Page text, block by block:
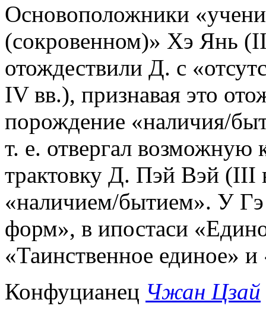
Основоположники
(сокровенном)» Хэ Янь
отождествили Д. с
IV вв.), признавая это
порождение «наличия/
т. е. отвергал возможную
трактовку Д. Пэй Вэй (III
«наличием/бытием». У
форм», в ипостаси
«Таинственное единое»
Конфуцианец Чжан Цзай